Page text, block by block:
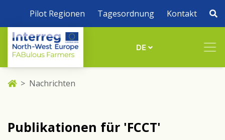
Pilot Regionen Tagesordnung Kontakt
DE
Nachrichten
Publikationen für 'FCCT'